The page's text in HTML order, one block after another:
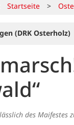
Startseite >
(DRK Osterholz)
des Maifestes